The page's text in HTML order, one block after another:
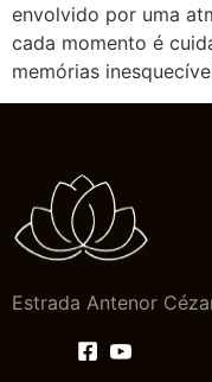
envolvido por uma
cada momento é
memórias
Estrada Antenor